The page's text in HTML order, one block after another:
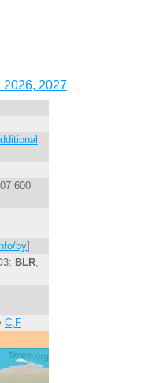
2026, 2027
600
by]
BLR,
C,F